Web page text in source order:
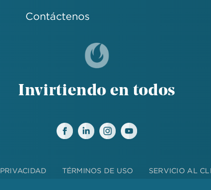
Contáctenos
Invirtiendo en todos
PRIVACIDAD TÉRMINOS DE USO SERVICIO AL